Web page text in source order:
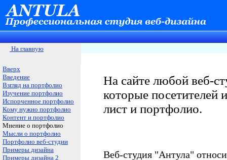
На главную
Вверх
Введение
Взгляд на портфолио
Изучение портфолио
Испорченное портфолио
Кому нужно портфолио
Контент и портфолио
Мнение о портфолио
Мысли о портфолио
Портфолио веб-студии
Примеры дизайна
Примеры дизайна 2
На сайте любой веб-
которые посетителей
лист и портфолио.
Веб-студия "Антула"